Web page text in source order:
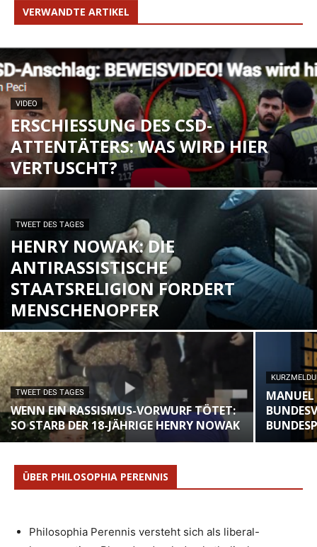
VERWANDTE ARTIKEL
VIDEO
ERSCHIESSUNG DES CSD-A
TTENTÄTERS: WAS WIRD HIER V
ERTUSCHT?
TWEET DES TAGES
HENRY NOWAK: DIE
ANTIRASSISTISCHE
STAATSRELIGION FORDERT
MENSCHENOPFER
TWEET DES TAGES
WENN EIN RASSISMUS-VORWURF TÖTET:
SO STARB DER 18-JÄHRIGE HENRY NOWAK
MANUEL
ÜBER PHILOSOPHIA PERENNIS
Philosophia Perennis versteht sich als liberal-